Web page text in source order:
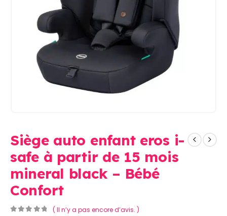
Siège auto enfant eros i-
safe à partir de 15 mois
mineral black – Bébé
Confort
( Il n’y a pas encore d’avis. )